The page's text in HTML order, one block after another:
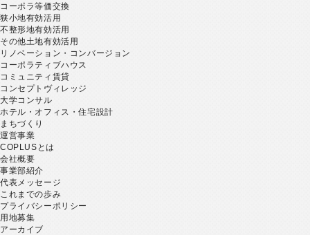
コーポラ等価交換
狭小地有効活用
不整形地有効活用
その他土地有効活用
リノベーション・コンバージョン
コーポラティブハウス
コミュニティ賃貸
コンセプトヴィレッジ
大学コンサル
ホテル・オフィス・住宅設計
まちづくり
運営事業
COPLUSとは
会社概要
事業部紹介
代表メッセージ
これまでの歩み
プライバシーポリシー
用地募集
アーカイブ